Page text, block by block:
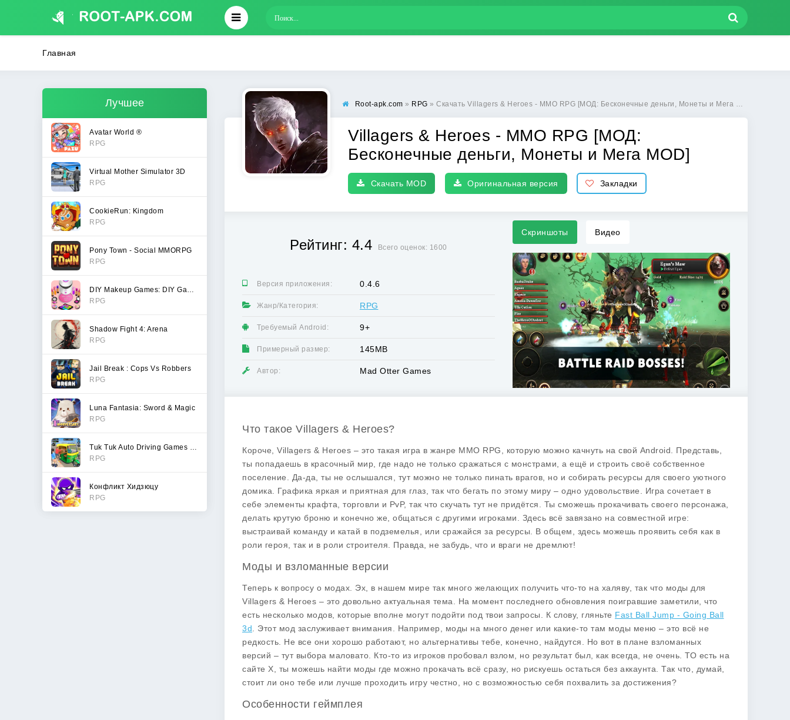
Главная
Лучшее
Avatar World ®
RPG
Virtual Mother Simulator 3D
RPG
CookieRun: Kingdom
RPG
Pony Town - Social MMORPG
RPG
RPG
Shadow Fight 4: Arena
RPG
Jail Break : Cops Vs Robbers
RPG
Luna Fantasia: Sword & Magic
RPG
RPG
Конфликт Хидзюцу
RPG
Root-apk.com » RPG » Скачать Villagers & Heroes - MMO RPG [МОД: Бесконечные деньги, Монеты и Мега MOD] | Взлом Villagers & Heroes - MMO RPG на Андроид
Villagers & Heroes - MMO RPG [МОД:
Бесконечные деньги, Монеты и Мега MOD]
Скачать MOD Оригинальная версия Закладки
Рейтинг: 4.4 Всего оценок: 1600
Версия приложения: 0.4.6
Жанр/Категория: RPG
Требуемый Android: 9+
Примерный размер: 145MB
Автор: Mad Otter Games
Скриншоты Видео
Что такое Villagers & Heroes?
Короче, Villagers & Heroes – это такая игра в жанре MMO RPG, которую можно качнуть на свой Android. Представь,
ты попадаешь в красочный мир, где надо не только сражаться с монстрами, а ещё и строить своё собственное
поселение. Да-да, ты не ослышался, тут можно не только пинать врагов, но и собирать ресурсы для своего уютного
домика. Графика яркая и приятная для глаз, так что бегать по этому миру – одно удовольствие. Игра сочетает в
себе элементы крафта, торговли и PvP, так что скучать тут не придётся. Ты сможешь прокачивать своего персонажа,
делать крутую броню и конечно же, общаться с другими игроками. Здесь всё завязано на совместной игре:
выстраивай команду и катай в подземелья, или сражайся за ресурсы. В общем, здесь можешь проявить себя как в
роли героя, так и в роли строителя. Правда, не забудь, что и враги не дремлют!
Моды и взломанные версии
Теперь к вопросу о модах. Эх, в нашем мире так много желающих получить что-то на халяву, так что моды для
Villagers & Heroes – это довольно актуальная тема. На момент последнего обновления поигравшие заметили, что
есть несколько модов, которые вполне могут подойти под твои запросы. К слову, гляньте Fast Ball Jump - Going Ball
3d . Этот мод заслуживает внимания. Например, моды на много денег или какие-то там моды меню – это всё не
редкость. Не все они хорошо работают, но альтернативы тебе, конечно, найдутся. Но вот в плане взломанных
версий – тут выбора маловато. Кто-то из игроков пробовал взлом, но результат был, как всегда, не очень. ТО есть на
сайте X, ты можешь найти моды где можно прокачать всё сразу, но рискуешь остаться без аккаунта. Так что, думай,
стоит ли оно тебе или лучше проходить игру честно, но с возможностью себя похвалить за достижения?
Особенности геймплея